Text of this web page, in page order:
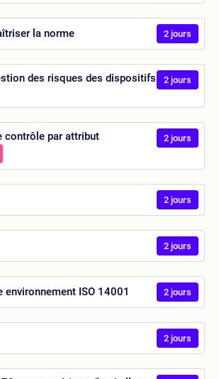
la norme 2 jours
des risques des dispositifs
2 jours
contrôle par attribut 2 jours
2 jours
2 jours
environnement ISO 14001 2 jours
2 jours